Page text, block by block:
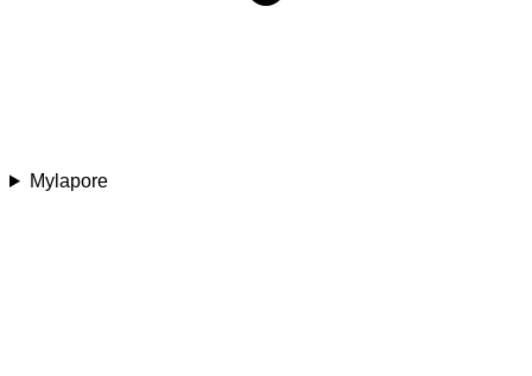
Mylapore